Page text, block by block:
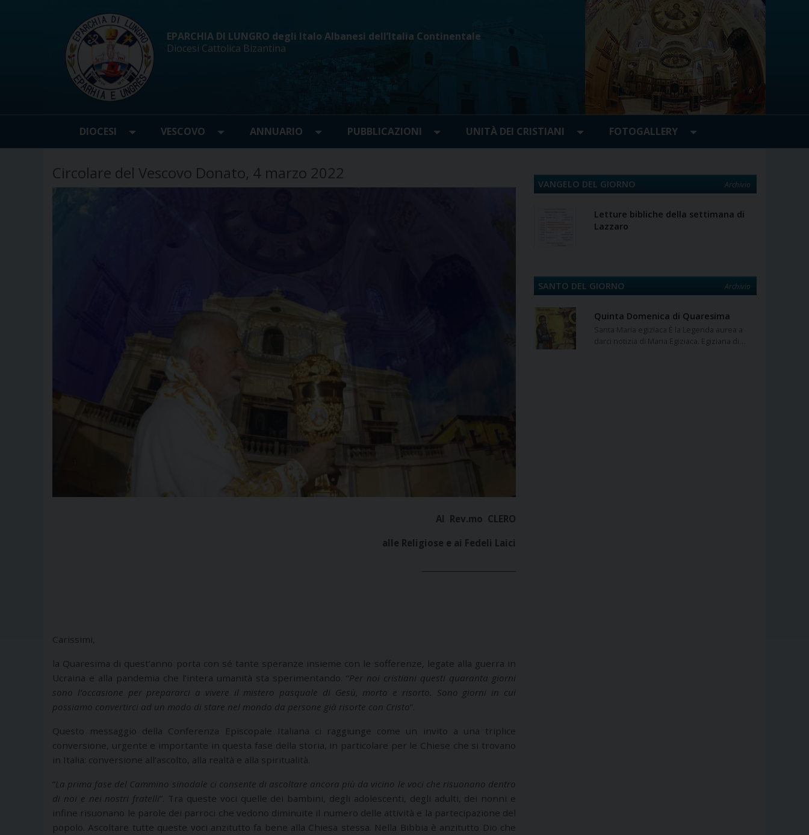
EPARCHIA DI LUNGRO degli Italo Albanesi dell’Italia Continentale
Diocesi Cattolica Bizantina
DIOCESI VESCOVO ANNUARIO PUBBLICAZIONI UNITÀ DEI CRISTIANI FOTOGALLERY
Circolare del Vescovo Donato, 4 marzo 2022
Al Rev.mo CLERO
alle Religiose e ai Fedeli Laici
Carissimi,
la Quaresima di quest’anno porta con sé tante speranze insieme con le sofferenze, legate alla guerra in
Ucraina e alla pandemia che l’intera umanità sta sperimentando. “Per noi cristiani questi quaranta giorni
sono l’occasione per prepararci a vivere il mistero pasquale di Gesù, morto e risorto. Sono giorni in cui
possiamo convertirci ad un modo di stare nel mondo da persone già risorte con Cristo”.
Questo messaggio della Conferenza Episcopale Italiana ci raggiunge come un invito a una triplice
conversione, urgente e importante in questa fase della storia, in particolare per le Chiese che si trovano
in Italia: conversione all’ascolto, alla realtà e alla spiritualità.
“La prima fase del Cammino sinodale ci consente di ascoltare ancora più da vicino le voci che risuonano dentro
di noi e nei nostri fratelli”. Tra queste voci quelle dei bambini, degli adolescenti, degli adulti, dei nonni e
infine risuonano le parole dei parroci che vedono diminuite il numero delle attività e la partecipazione del
popolo. Ascoltare tutte queste voci anzitutto fa bene alla Chiesa stessa. Nella Bibbia è anzitutto Dio che
VANGELO DEL GIORNO Archivio
Letture bibliche della settimana di
Lazzaro
SANTO DEL GIORNO Archivio
Quinta Domenica di Quaresima
Santa Maria egiziaca È la Legenda aurea a
darci notizia di Maria Egiziaca. Egiziana di…